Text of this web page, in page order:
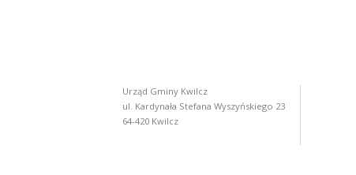
Urząd Gminy Kwilcz
ul. Kardynała Stefana Wyszyńskiego 23
64-420 Kwilcz